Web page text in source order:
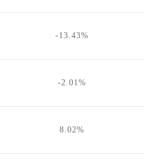
-13.43%
-2.01%
8.02%